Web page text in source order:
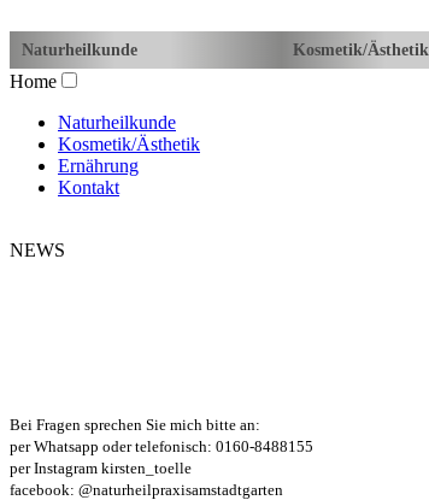
Naturheilkunde Kosmetik/Ästhetik
Home
Naturheilkunde
Kosmetik/Ästhetik
Ernährung
Kontakt
NEWS
Bei Fragen sprechen Sie mich bitte an:
per Whatsapp oder telefonisch: 0160-8488155
per Instagram kirsten_toelle
facebook: @naturheilpraxisamstadtgarten